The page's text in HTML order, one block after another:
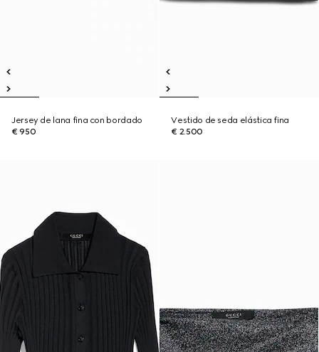
Jersey de lana fina con bordado
€ 950
Vestido de seda elástica fina
€ 2.500